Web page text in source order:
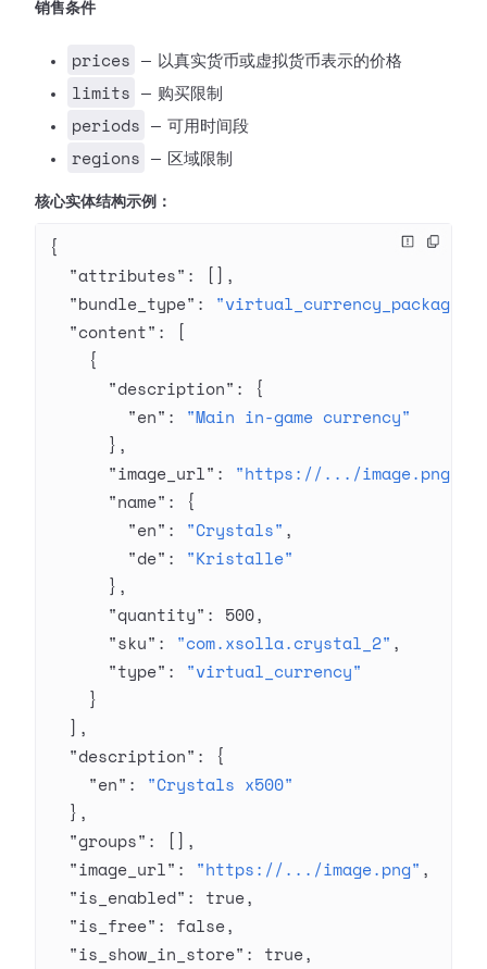
销售条件
prices — 以真实货币或虚拟货币表示的价格
limits — 购买限制
periods — 可用时间段
regions — 区域限制
核心实体结构示例：
{
  "attributes"
: [],
  "bundle_type"
: "virtual_currency_package"
  "content"
: [
    {
      "description"
: {
        "en"
: "Main in-game currency"
      },
      "image_url"
: "https://.../image.png"
      "name"
: {
        "en"
: "Crystals" ,
        "de"
: "Kristalle"
      },
      "quantity"
: 500,
      "sku"
: "com.xsolla.crystal_2" ,
      "type"
: "virtual_currency"
    }
  ],
  "description"
: {
    "en"
: "Crystals x500"
  },
  "groups"
: [],
  "image_url"
: "https://.../image.png" ,
  "is_enabled"
: true,
  "is_free"
: false,
  "is_show_in_store"
: true,